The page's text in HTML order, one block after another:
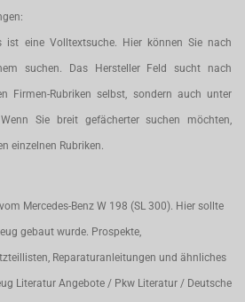
ist eine Volltextsuche. Hier können Sie nach
suchen. Das Hersteller Feld sucht nach
Firmen-Rubriken selbst, sondern auch unter
Sie breit gefächerter suchen möchten,
einzelnen Rubriken.
Mercedes-Benz W 198 (SL 300). Hier sollte
gebaut wurde. Prospekte,
Reparaturanleitungen und ähnliches
Literatur Angebote / Pkw Literatur / Deutsche